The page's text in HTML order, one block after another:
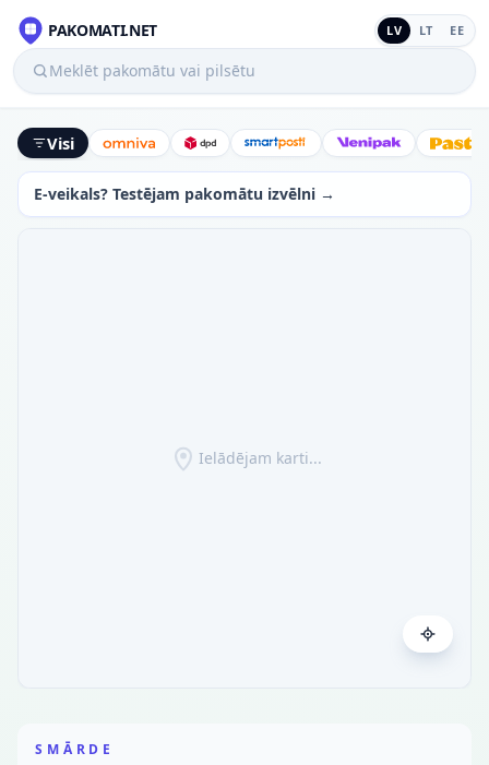
PAKOMATI.NET LV LT EE
Meklēt pakomātu vai pilsētu
Visi Omniva DPD SmartPostiVenipak
E-veikals? Testējam pakomātu izvēlni →
Ielādējam karti...
SMĀRDE